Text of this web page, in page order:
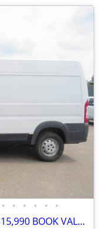
• • • • • •
2014 RAM PROMASTER 2500 HIGH $15,990 BOOK VALUE EXCELLENT CONDITION!!!